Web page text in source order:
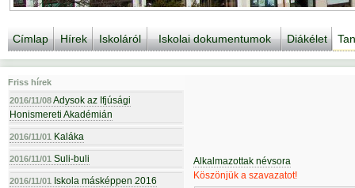
Címlap Hírek Iskoláról Iskolai dokumentumok Diákélet
Friss hírek
2016/11/08Adysok az Ifjúsági
Honismereti Akadémián
2016/11/01 Kaláka
2016/11/01 Suli-buli
2016/11/01 Iskola másképpen 2016
Alkalmazottak névsora
Köszönjük a szavazatot!